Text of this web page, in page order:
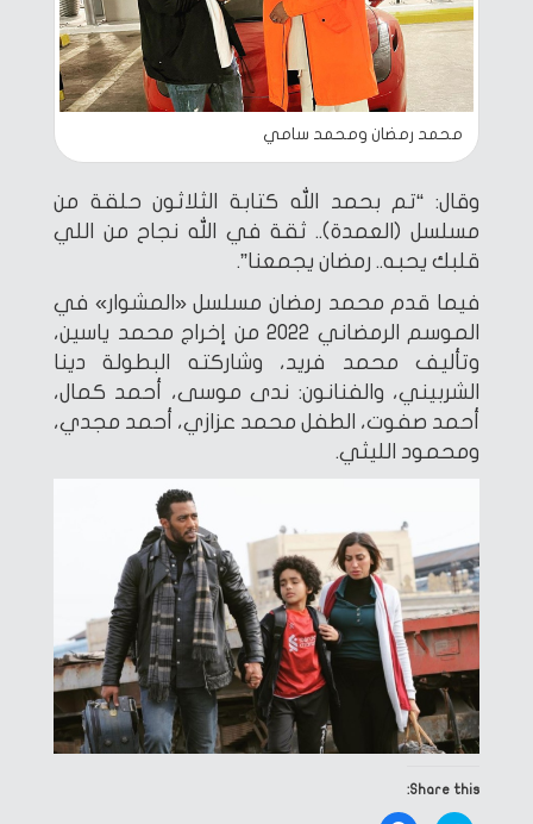
محمد رمضان ومحمد سامي
وقال: “تم بحمد الله كتابة الثلاثون حلقة من
مسلسل (العمدة).. ثقة في الله نجاح من اللي
قلبك يحبه.. رمضان يجمعنا”.
فيما قدم محمد رمضان مسلسل «المشوار» في
الموسم الرمضاني 2022 من إخراج محمد ياسين،
وتأليف محمد فريد، وشاركته البطولة دينا
الشربيني، والفنانون: ندى موسى، أحمد كمال،
أحمد صفوت، الطفل محمد عزازي، أحمد مجدي،
ومحمود الليثي.
Share this: